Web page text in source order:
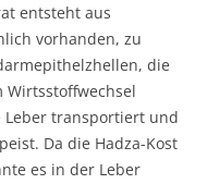
entsteht aus
vorhanden, zu
die
Wirtsstoffwechsel
transportiert und
Da die Hadza-Kost
es in der Leber